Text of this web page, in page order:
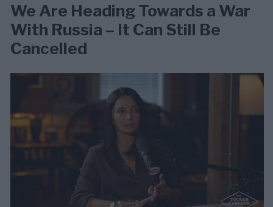
We Are Heading Towards a War
With Russia – It Can Still Be
Cancelled